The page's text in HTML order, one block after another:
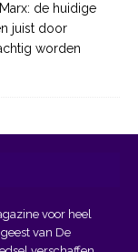
de huidige
juist door
worden
voor heel
van De